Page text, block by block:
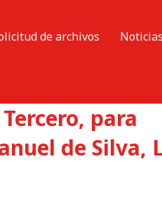
de archivos Noticias
para
de Silva,